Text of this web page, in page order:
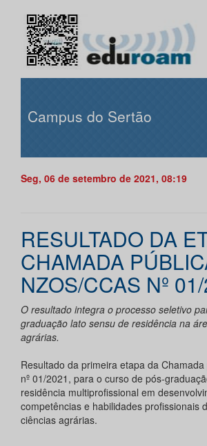
Campus do Sertão
Seg, 06 de setembro de 2021, 08:19
RESULTADO DA
CHAMADA
NZOS/CCAS Nº
O resultado integra o processo seletivo
graduação lato sensu de residência na
agrárias.
Resultado da primeira etapa da
nº 01/2021, para o curso de pós-
residência multiprofissional em
competências e habilidades profissionais
ciências agrárias.